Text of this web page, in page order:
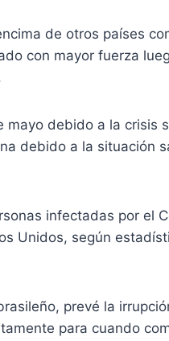
de otros países
con mayor fuerza
debido a la crisis
debido a la situación
infectadas por el
Unidos, según
prevé la
para cuando